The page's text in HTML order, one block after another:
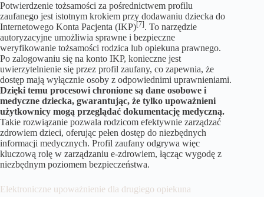
Potwierdzenie tożsamości za pośrednictwem profilu
zaufanego jest istotnym krokiem przy dodawaniu dziecka do
Internetowego Konta Pacjenta (IKP)[7]. To narzędzie
autoryzacyjne umożliwia sprawne i bezpieczne
weryfikowanie tożsamości rodzica lub opiekuna prawnego.
Po zalogowaniu się na konto IKP, konieczne jest
uwierzytelnienie się przez profil zaufany, co zapewnia, że
dostęp mają wyłącznie osoby z odpowiednimi uprawnieniami.
Dzięki temu procesowi chronione są dane osobowe i
medyczne dziecka, gwarantując, że tylko upoważnieni
użytkownicy mogą przeglądać dokumentację medyczną.
Takie rozwiązanie pozwala rodzicom efektywnie zarządzać
zdrowiem dzieci, oferując pełen dostęp do niezbędnych
informacji medycznych. Profil zaufany odgrywa więc
kluczową rolę w zarządzaniu e-zdrowiem, łącząc wygodę z
niezbędnym poziomem bezpieczeństwa.
Elektroniczne upoważnienie dla drugiego opiekuna